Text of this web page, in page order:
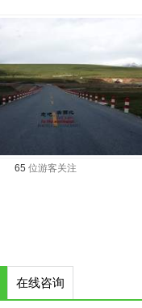
65 位游客关注
在线咨询